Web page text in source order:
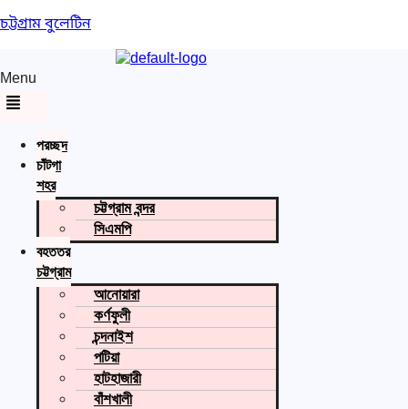
চট্টগ্রাম বুলেটিন
Menu
প্রচ্ছদ
চাঁটগা
শহর
চট্টগ্রাম বন্দর
সিএমপি
বৃহত্তর
চট্টগ্রাম
আনোয়ারা
কর্ণফুলী
চন্দনাইশ
পটিয়া
হাটহাজারী
বাঁশখালী